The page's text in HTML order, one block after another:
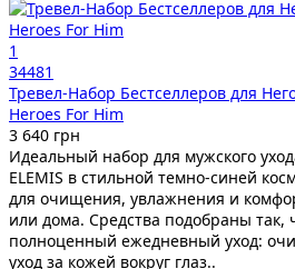
1
34481
Тревел-Набор Бестселлеров для
Heroes For Him
3 640 грн
Идеальный набор для мужского
ELEMIS в стильной темно-синей
для очищения, увлажнения и
или дома. Средства подобраны так,
полноценный ежедневный уход:
уход за кожей вокруг глаз..